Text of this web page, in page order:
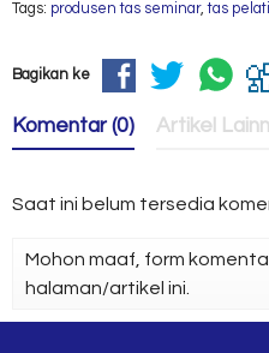
Tags: produsen tas seminar,tas
Bagikan ke
Komentar (0) Artikel
Saat ini belum tersedia
Mohon maaf, form
halaman/artikel ini.